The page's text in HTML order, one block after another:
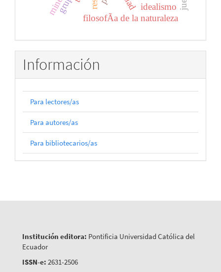
filosofÃ­a de la naturaleza
idealismo
Información
Para lectores/as
Para autores/as
Para bibliotecarios/as
Institución editora: Pontificia Universidad Católica del
Ecuador
ISSN-e: 2631-2506